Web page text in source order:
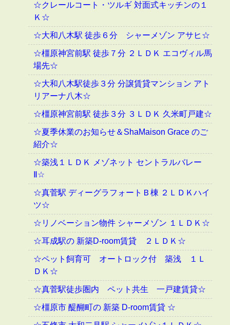
☆クレールコート・ツルギ 対面式キッチンの１
Ｋ☆
☆大和八木駅 徒歩６分 シャーメゾン アサヒ☆
☆橿原神宮前駅 徒歩７分 ２ＬＤＫ エコヴィル馬
場先☆
☆大和八木駅徒歩３分 分譲賃貸マンション アト
リアーナ八木☆
☆橿原神宮前駅 徒歩３分 ３ＬＤＫ 久米町戸建☆
☆夏季休業のお知らせ＆ShaMaison Grace のご
紹介☆
☆築浅１ＬＤＫ メゾネット セントラルバレー
Ⅱ☆
☆真菅駅 ディーグラフォートＢ棟 ２ＬＤＫハイ
ツ☆
☆リノベーション物件 シャーメゾン １ＬＤＫ☆
☆耳成駅の 新築D-room賃貸 ２ＬＤＫ☆
☆ペット飼育可 オートロック付 築浅 １Ｌ
ＤＫ☆
☆真菅駅徒歩圏内 ペット共生 一戸建賃貸☆
☆橿原市 醍醐町の 新築 D-room賃貸 ☆